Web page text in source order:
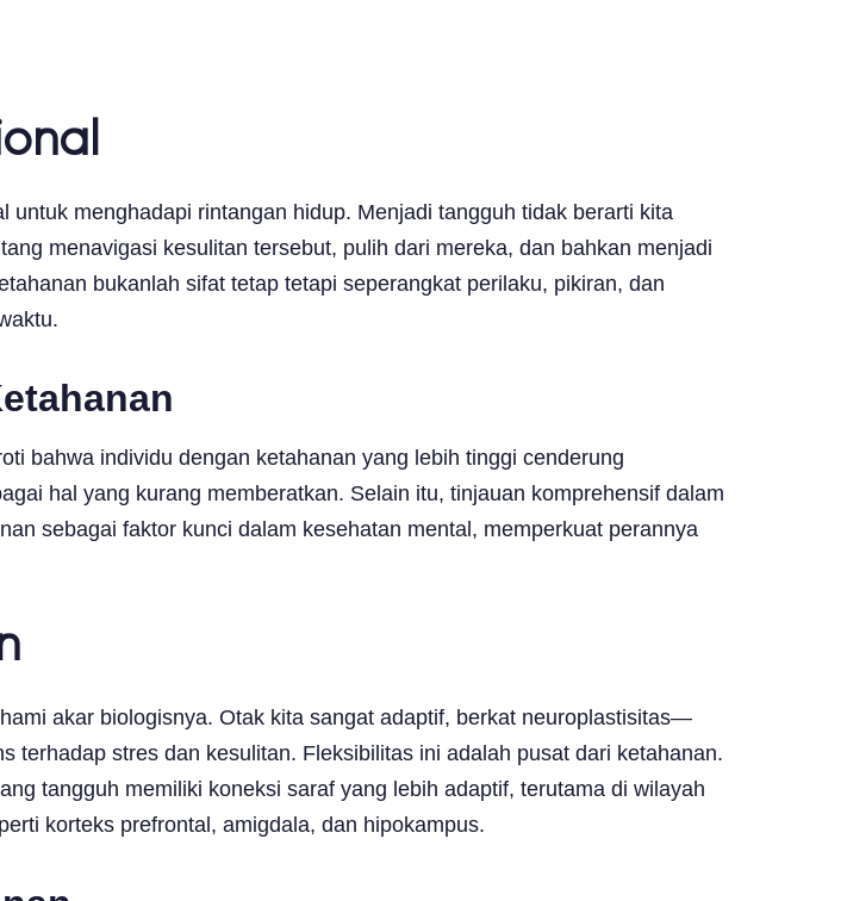
menghadapi rintangan hidup. Menjadi tangguh tidak berarti kita
menavigasi kesulitan tersebut, pulih dari mereka, dan bahkan menjadi
bukanlah sifat tetap tetapi seperangkat perilaku, pikiran, dan
bahwa individu dengan ketahanan yang lebih tinggi cenderung
hal yang kurang memberatkan. Selain itu, tinjauan komprehensif dalam
sebagai faktor kunci dalam kesehatan mental, memperkuat perannya
akar biologisnya. Otak kita sangat adaptif, berkat neuroplastisitas—
terhadap stres dan kesulitan. Fleksibilitas ini adalah pusat dari ketahanan.
tangguh memiliki koneksi saraf yang lebih adaptif, terutama di wilayah
korteks prefrontal, amigdala, dan hipokampus.